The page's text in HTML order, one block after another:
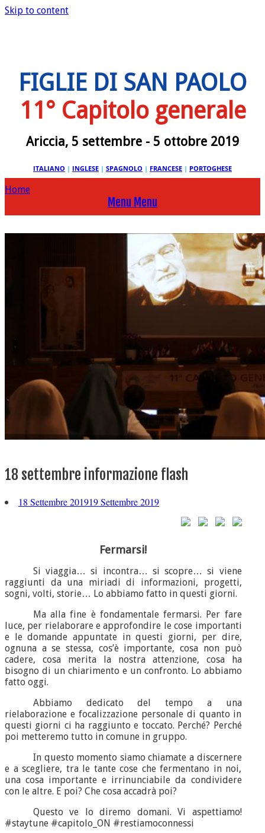
Skip to content
FIGLIE DI SAN PAOLO
11° Capitolo generale
Ariccia, 5 settembre - 5 ottobre 2019
ITALIANO | INGLESE | SPAGNOLO | FRANCESE | PORTOGHESE
Home
Menu Menu
18 settembre informazione flash
18 Settembre 201919 Settembre 2019
Fermarsi!
Si viaggia… si incontra… si scopre… si viene
raggiunti da una miriadi di informazioni, progetti,
sogni, volti, storie… Lo abbiamo fatto in questi giorni.
Ma alla fine è fondamentale fermarsi. Per fare
luce, per rielaborare e approfondire le cose importanti
e le domande appuntate in questi giorni, per dire,
ognuna a se stessa, cos’è importante, cosa non può
cadere, cosa merita la nostra attenzione, cosa ha
bisogno di un chiarimento e un confronto. Lo abbiamo
fatto oggi.
Abbiamo dedicato del tempo a una
rielaborazione e focalizzazione personale di quanto in
questi giorni ci ha raggiunto e toccato. Perché? Perché
poi metteremo tutto in comune in gruppo.
In questo momento siamo chiamate a discernere
e a scegliere, tra le tante cose che fermentano in noi,
una cosa importante e irrinunciabile da condividere
con le altre. E poi? Che cosa accadrà poi?
Questo ve lo diremo domani. Vi aspettiamo!
#staytune #capitolo_ON #restiamoconnessi